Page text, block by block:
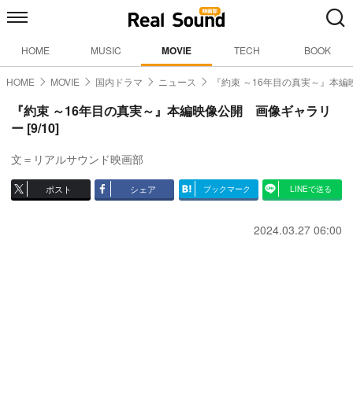
HOME MUSIC MOVIE TECH BOOK
HOME MOVIE 国内ドラマ ニュース 『約束 ～16年目の真実～』本編
『約束 ～16年目の真実～』本編映像公開 画像ギャラリ
ー [9/10]
文＝リアルサウンド映画部
ポスト シェア ブックマーク LINEで送る
2024.03.27 06:00